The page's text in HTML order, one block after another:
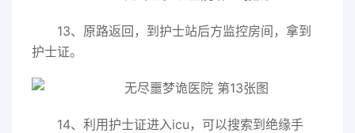
13、原路返回，到护士站后方监控房间，拿到
护士证。
14、利用护士证进入icu，可以搜索到绝缘手